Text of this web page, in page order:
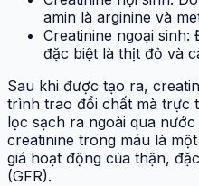
amin là arginine và
Creatinine ngoại
đặc biệt là thịt đỏ và
Sau khi được tạo ra,
trình trao đổi chất mà trực
lọc sạch ra ngoài qua
creatinine trong máu là
giá hoạt động của thận,
(GFR).